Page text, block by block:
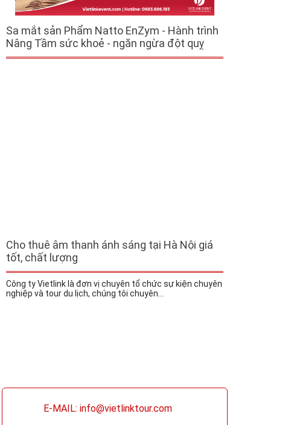
Sa mắt sản Phẩm Natto EnZym - Hành trình
Nâng Tầm sức khoẻ - ngăn ngừa đột quỵ
Cho thuê âm thanh ánh sáng tại Hà Nội giá
tốt, chất lượng
Công ty Vietlink là đơn vị chuyên tổ chức sự kiện chuyên
nghiệp và tour du lịch, chúng tôi chuyên...
E-MAIL: info@vietlinktour.com